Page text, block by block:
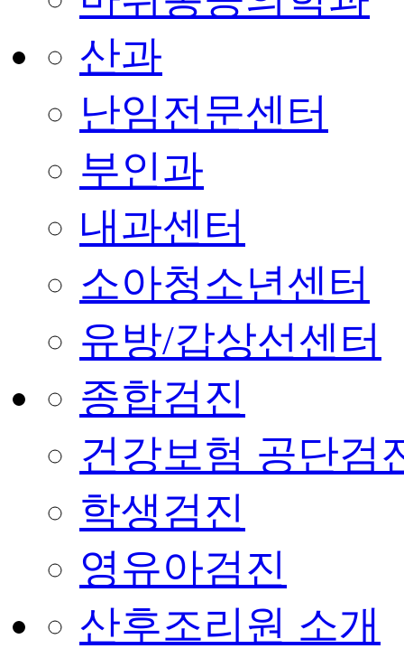
산과
난임전문센터
부인과
내과센터
소아청소년센터
유방/갑상선센터
종합검진
건강보험 공단검
학생검진
영유아검진
산후조리원 소개